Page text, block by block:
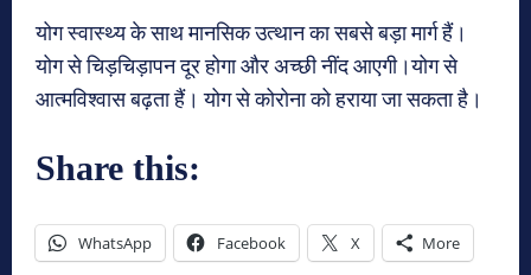
योग स्वास्थ्य के साथ मानसिक उत्थान का सबसे बड़ा मार्ग हैं।
योग से चिड़चिड़ापन दूर होगा और अच्छी नींद आएगी।योग से
आत्मविश्वास बढ़ता हैं। योग से कोरोना को हराया जा सकता है।
Share this:
WhatsApp Facebook X More